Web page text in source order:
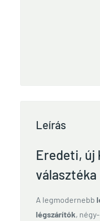
Leírás
Eredeti, új
választéka
A legmodernebb
légszárítók,